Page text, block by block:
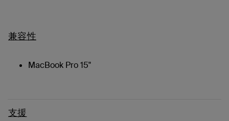
兼容性
MacBook Pro 15"
支援